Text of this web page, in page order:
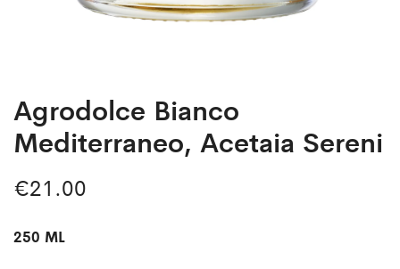
Agrodolce Bianco
Mediterraneo, Acetaia Sereni
€21.00
250 ML